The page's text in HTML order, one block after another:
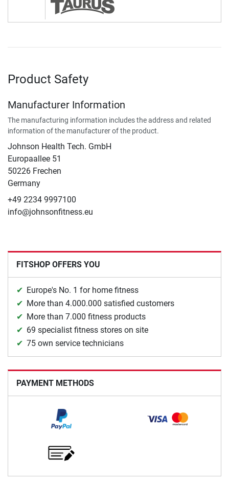
Product Safety
Manufacturer Information
The manufacturing information includes the address and related
information of the manufacturer of the product.
Johnson Health Tech. GmbH
Europaallee 51
50226 Frechen
Germany
+49 2234 9997100
info@johnsonfitness.eu
FITSHOP OFFERS YOU
Europe's No. 1 for home fitness
More than 4.000.000 satisfied customers
More than 7.000 fitness products
69 specialist fitness stores on site
75 own service technicians
PAYMENT METHODS